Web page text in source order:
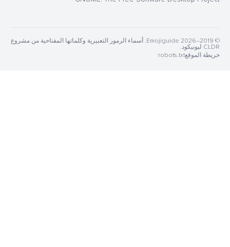
© 2019–2026 Emojiguide. أسماء الرموز التعبيرية وكلماتها المفتاحية من مشروع